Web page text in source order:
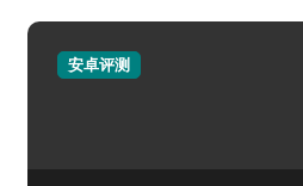
安卓评测